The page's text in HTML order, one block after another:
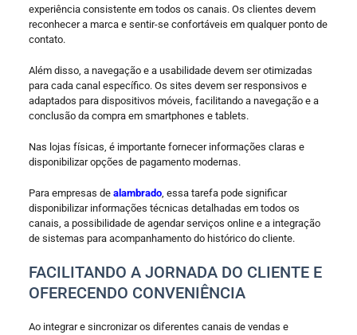
experiência consistente em todos os canais. Os clientes devem
reconhecer a marca e sentir-se confortáveis em qualquer ponto de
contato.
Além disso, a navegação e a usabilidade devem ser otimizadas
para cada canal específico. Os sites devem ser responsivos e
adaptados para dispositivos móveis, facilitando a navegação e a
conclusão da compra em smartphones e tablets.
Nas lojas físicas, é importante fornecer informações claras e
disponibilizar opções de pagamento modernas.
Para empresas de alambrado, essa tarefa pode significar
disponibilizar informações técnicas detalhadas em todos os
canais, a possibilidade de agendar serviços online e a integração
de sistemas para acompanhamento do histórico do cliente.
FACILITANDO A JORNADA DO CLIENTE E
OFERECENDO CONVENIÊNCIA
Ao integrar e sincronizar os diferentes canais de vendas e